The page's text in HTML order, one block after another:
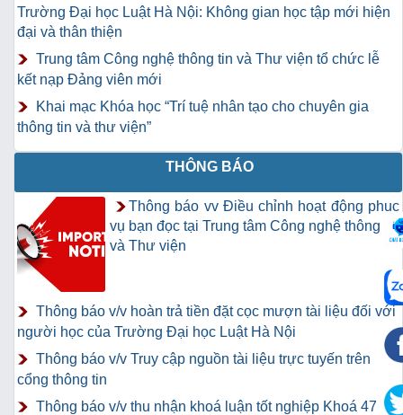
Trường Đại học Luật Hà Nội: Không gian học tập mới hiện
đại và thân thiện
Trung tâm Công nghệ thông tin và Thư viện tổ chức lễ
kết nạp Đảng viên mới
Khai mạc Khóa học “Trí tuệ nhân tạo cho chuyên gia
thông tin và thư viện”
THÔNG BÁO
Thông báo vv Điều chỉnh hoạt động phục
vụ bạn đọc tại Trung tâm Công nghệ thông tin
và Thư viện
Thông báo v/v hoàn trả tiền đặt cọc mượn tài liệu đối với
người học của Trường Đại học Luật Hà Nội
Thông báo v/v Truy cập nguồn tài liệu trực tuyến trên
cổng thông tin
Thông báo v/v thu nhận khoá luận tốt nghiệp Khoá 47